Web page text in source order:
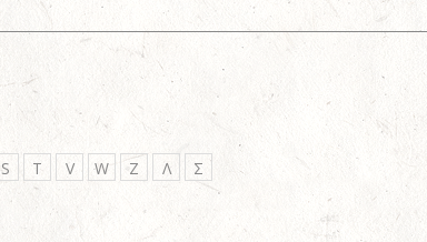
S T V W Z Λ Σ